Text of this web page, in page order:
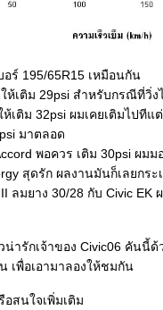
อร์ 195/65R15 เหมือนกัน
เติม 29psi สำหรับกรณีที่วิ่ง
ห้เติม 32psi ผมเคยเติมไปที
มาตลอด
พอควร เติม 30psi ผม
สุดรัก ผลงานมันก็เลยกร
ลมยาง 30/28 กับ Civic EK ผ
ารักเจ้าของ Civic06 คันนี้
เพื่อเอามาลองให้ชมกัน
สนใจเพิ่มเติม